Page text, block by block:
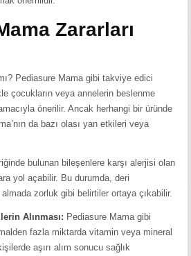
Zararları
Pediasure Mama gibi takviye edici
çocukların veya annelerin beslenme
önerilir. Ancak herhangi bir üründe
da bazı olası yan etkileri veya
bulunan bileşenlere karşı alerjisi olan
yol açabilir. Bu durumda, deri
zorluk gibi belirtiler ortaya çıkabilir.
Alınması: Pediasure Mama gibi
fazla miktarda vitamin veya mineral
aşırı alım sonucu sağlık